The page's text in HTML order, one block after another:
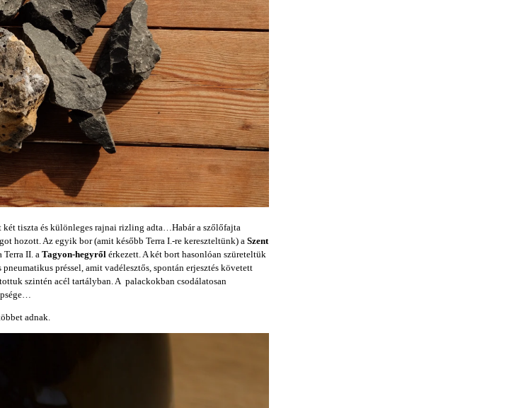
két tiszta és különleges rajnai rizling adta…Habár a szőlőfajta
hozott. Az egyik bor (amit később Terra I.-re kereszteltünk) a Szent
Terra II. aTagyon-hegyrőlérkezett. A két bort hasonlóan szüreteltük
préssel, amit vadélesztős, spontán erjesztés követett
szintén acél tartályban. A palackokban csodálatosan
adnak.